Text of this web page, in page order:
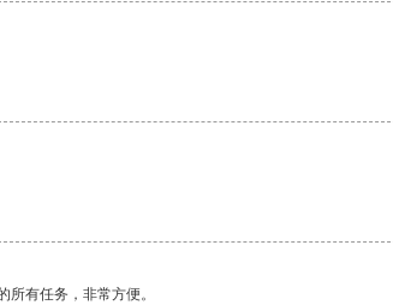
有任务，非常方便。